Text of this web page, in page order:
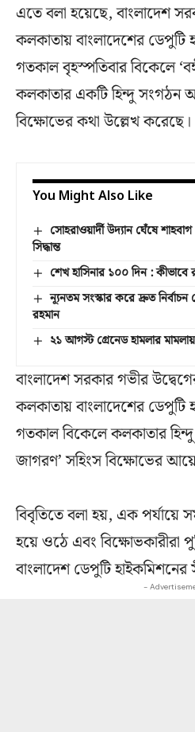
এতে বলা হয়েছে, বাংলাদেশ
কলকাতায় বাংলাদেশের ডেপুটি
গতকাল বৃহস্পতিবার বিকেলে
কলকাতার একটি হিন্দু সংগঠন
বিক্ষোভের কথা উল্লেখ করেছে।
You Might Also Like
সোহরাওয়ার্দী উদ্যান ঘেঁষে
সিদ্ধান্ত
শেখ হাসিনার ১০০ দিন : কীভাবে
ন্যূনতম সংস্কার করে দ্রুত
রহমান
২১ আগস্ট গ্রেনেড হামলার
বাংলাদেশ সরকার গভীর
কলকাতায় বাংলাদেশের ডেপুটি
গতকাল বিকেলে কলকাতার হিন্দু
জাগরণ’ সহিংস বিক্ষোভের
বিবৃতিতে বলা হয়, এক পর্যায়ে
হয়ে ওঠে এবং বিক্ষোভকারীরা
বাংলাদেশ ডেপুটি হাইকমিশনের
-